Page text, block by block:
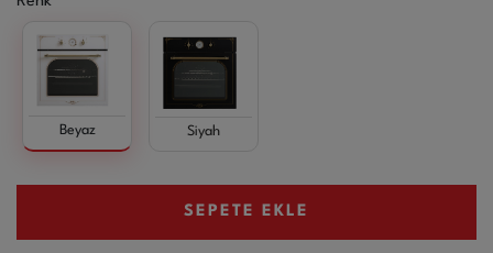
Beyaz Siyah
SEPETE EKLE